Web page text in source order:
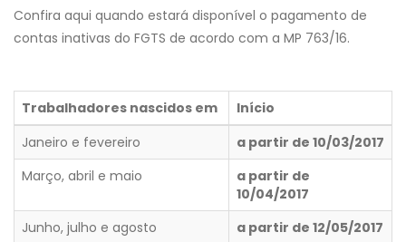
Confira aqui quando estará disponível o pagamento de
contas inativas do FGTS de acordo com a MP 763/16.
Trabalhadores nascidos em
Início
Janeiro e fevereiro
a partir de 10/03/2017
Março, abril e maio
a partir de
10/04/2017
Junho, julho e agosto
​​a partir de 12/05/2017